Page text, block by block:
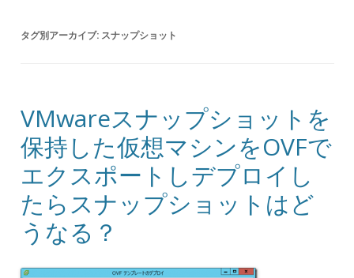
タグ別アーカイブ: スナップショット
VMwareスナップショットを
保持した仮想マシンをOVFで
エクスポートしデプロイし
たらスナップショットはど
うなる？